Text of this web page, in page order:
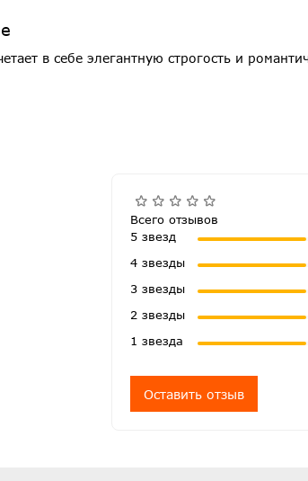
в себе элегантную строгость и
Всего отзывов
5 звезд
4 звезды
3 звезды
2 звезды
1 звезда
Оставить отзыв